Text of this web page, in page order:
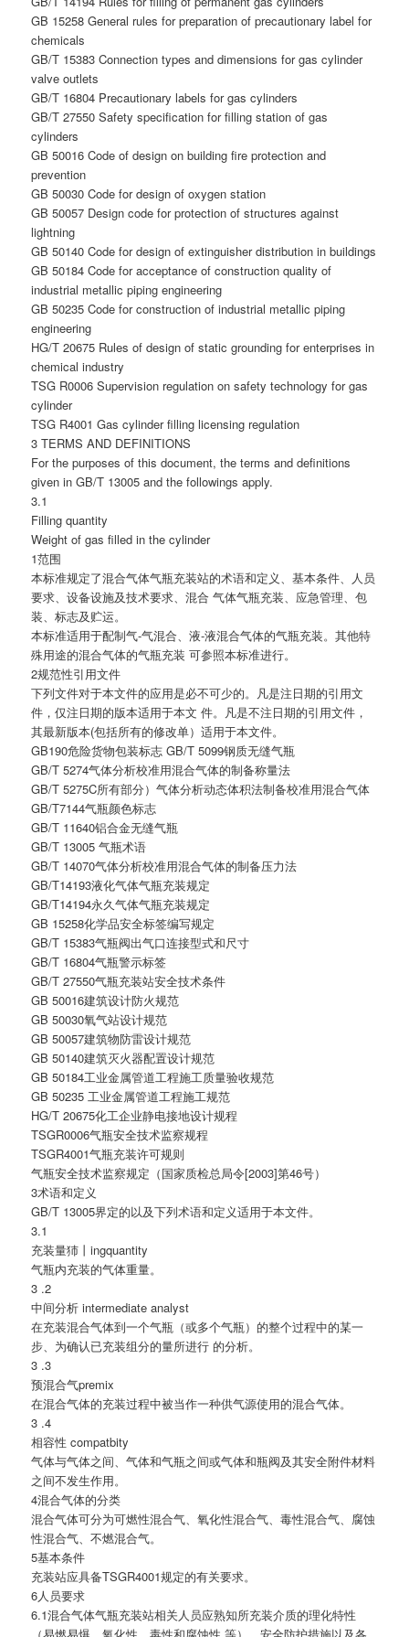
GB 15258 General rules for preparation of precautionary label for
chemicals
GB/T 15383 Connection types and dimensions for gas cylinder
valve outlets
GB/T 16804 Precautionary labels for gas cylinders
GB/T 27550 Safety specification for filling station of gas
cylinders
GB 50016 Code of design on building fire protection and
prevention
GB 50030 Code for design of oxygen station
GB 50057 Design code for protection of structures against
lightning
GB 50140 Code for design of extinguisher distribution in buildings
GB 50184 Code for acceptance of construction quality of
industrial metallic piping engineering
GB 50235 Code for construction of industrial metallic piping
engineering
HG/T 20675 Rules of design of static grounding for enterprises in
chemical industry
TSG R0006 Supervision regulation on safety technology for gas
cylinder
TSG R4001 Gas cylinder filling licensing regulation
3 TERMS AND DEFINITIONS
For the purposes of this document, the terms and definitions
given in GB/T 13005 and the followings apply.
3.1
Filling quantity
Weight of gas filled in the cylinder
1范围
本标准规定了混合气体气瓶充装站的术语和定义、基本条件、人员
要求、设备设施及技术要求、混合 气体气瓶充装、应急管理、包
装、标志及贮运。
本标准适用于配制气-气混合、液-液混合气体的气瓶充装。其他特
殊用途的混合气体的气瓶充装 可参照本标准进行。
2规范性引用文件
下列文件对于本文件的应用是必不可少的。凡是注日期的引用文
件，仅注日期的版本适用于本文 件。凡是不注日期的引用文件，
其最新版本(包括所有的修改单）适用于本文件。
GB190危险货物包装标志 GB/T 5099钢质无缝气瓶
GB/T 5274气体分析校准用混合气体的制备称量法
GB/T 5275C所有部分）气体分析动态体积法制备校准用混合气体
GB/T7144气瓶颜色标志
GB/T 11640铝合金无缝气瓶
GB/T 13005 气瓶术语
GB/T 14070气体分析校准用混合气体的制备压力法
GB/T14193液化气体气瓶充装规定
GB/T14194永久气体气瓶充装规定
GB 15258化学品安全标签编写规定
GB/T 15383气瓶阀出气口连接型式和尺寸
GB/T 16804气瓶警示标签
GB/T 27550气瓶充装站安全技术条件
GB 50016建筑设计防火规范
GB 50030氧气站设计规范
GB 50057建筑物防雷设计规范
GB 50140建筑灭火器配置设计规范
GB 50184工业金属管道工程施工质量验收规范
GB 50235 工业金属管道工程施工规范
HG/T 20675化工企业静电接地设计规程
TSGR0006气瓶安全技术监察规程
TSGR4001气瓶充装许可规则
气瓶安全技术监察规定（国家质检总局令[2003]第46号）
3术语和定义
GB/T 13005界定的以及下列术语和定义适用于本文件。
3.1
充装量犻丨ingquantity
气瓶内充装的气体重量。
3 .2
中间分析 intermediate analyst
在充装混合气体到一个气瓶（或多个气瓶）的整个过程中的某一
步、为确认已充装组分的量所进行 的分析。
3 .3
预混合气premix
在混合气体的充装过程中被当作一种供气源使用的混合气体。
3 .4
相容性 compatbity
气体与气体之间、气体和气瓶之间或气体和瓶阀及其安全附件材料
之间不发生作用。
4混合气体的分类
混合气体可分为可燃性混合气、氧化性混合气、毒性混合气、腐蚀
性混合气、不燃混合气。
5基本条件
充装站应具备TSGR4001规定的有关要求。
6人员要求
6.1混合气体气瓶充装站相关人员应熟知所充装介质的理化特性
（易燃易爆、氧化性、毒性和腐蚀性 等）、安全防护措施以及各